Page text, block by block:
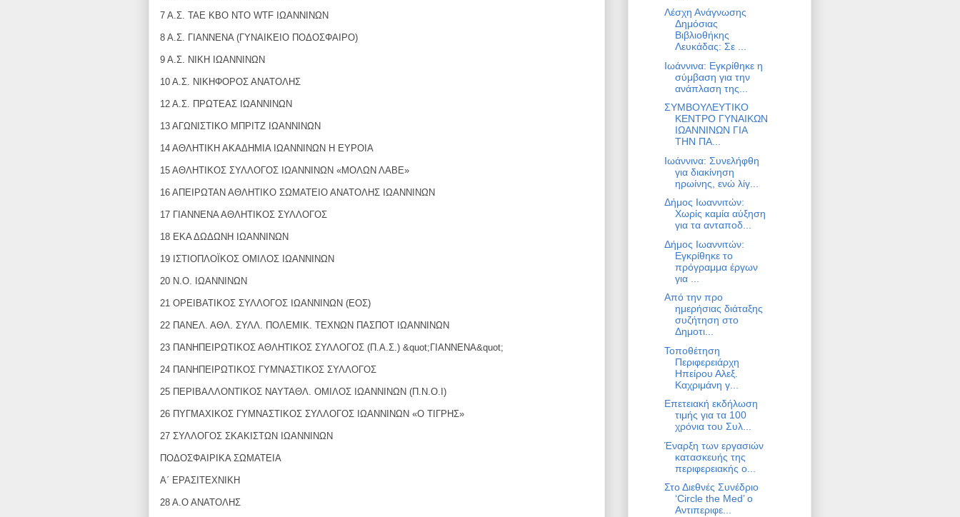
7 Α.Σ. ΤΑΕ ΚΒΟ ΝΤΟ WTF ΙΩΑΝΝΙΝΩΝ
8 Α.Σ. ΓΙΑΝΝΕΝΑ (ΓΥΝΑΙΚΕΙΟ ΠΟΔΟΣΦΑΙΡΟ)
9 Α.Σ. ΝΙΚΗ ΙΩΑΝΝΙΝΩΝ
10 Α.Σ. ΝΙΚΗΦΟΡΟΣ ΑΝΑΤΟΛΗΣ
12 Α.Σ. ΠΡΩΤΕΑΣ ΙΩΑΝΝΙΝΩΝ
13 ΑΓΩΝΙΣΤΙΚΟ ΜΠΡΙΤΖ ΙΩΑΝΝΙΝΩΝ
14 ΑΘΛΗΤΙΚΗ ΑΚΑΔΗΜΙΑ ΙΩΑΝΝΙΝΩΝ H ΕΥΡΟΙΑ
15 ΑΘΛΗΤΙΚΟΣ ΣΥΛΛΟΓΟΣ ΙΩΑΝΝΙΝΩΝ «ΜΟΛΩΝ ΛΑΒΕ»
16 ΑΠΕΙΡΩΤΑΝ ΑΘΛΗΤΙΚΟ ΣΩΜΑΤΕΙΟ ΑΝΑΤΟΛΗΣ ΙΩΑΝΝΙΝΩΝ
17 ΓΙΑΝΝΕΝΑ ΑΘΛΗΤΙΚΟΣ ΣΥΛΛΟΓΟΣ
18 ΕΚΑ ΔΩΔΩΝΗ ΙΩΑΝΝΙΝΩΝ
19 ΙΣΤΙΟΠΛΟΪΚΟΣ ΟΜΙΛΟΣ ΙΩΑΝΝΙΝΩΝ
20 Ν.Ο. ΙΩΑΝΝΙΝΩΝ
21 ΟΡΕΙΒΑΤΙΚΟΣ ΣΥΛΛΟΓΟΣ ΙΩΑΝΝΙΝΩΝ (ΕΟΣ)
22 ΠΑΝΕΛ. ΑΘΛ. ΣΥΛΛ. ΠΟΛΕΜΙΚ. ΤΕΧΝΩΝ ΠΑΣΠΟΤ ΙΩΑΝΝΙΝΩΝ
23 ΠΑΝΗΠΕΙΡΩΤΙΚΟΣ ΑΘΛΗΤΙΚΟΣ ΣΥΛΛΟΓΟΣ (Π.Α.Σ.) &quot;ΓΙΑΝΝΕΝΑ&quot;
24 ΠΑΝΗΠΕΙΡΩΤΙΚΟΣ ΓΥΜΝΑΣΤΙΚΟΣ ΣΥΛΛΟΓΟΣ
25 ΠΕΡΙΒΑΛΛΟΝΤΙΚΟΣ ΝΑΥΤΑΘΛ. ΟΜΙΛΟΣ ΙΩΑΝΝΙΝΩΝ (Π.Ν.Ο.Ι)
26 ΠΥΓΜΑΧΙΚΟΣ ΓΥΜΝΑΣΤΙΚΟΣ ΣΥΛΛΟΓΟΣ ΙΩΑΝΝΙΝΩΝ «Ο ΤΙΓΡΗΣ»
27 ΣΥΛΛΟΓΟΣ ΣΚΑΚΙΣΤΩΝ ΙΩΑΝΝΙΝΩΝ
ΠΟΔΟΣΦΑΙΡΙΚΑ ΣΩΜΑΤΕΙΑ
Α΄ ΕΡΑΣΙΤΕΧΝΙΚΗ
28 Α.Ο ΑΝΑΤΟΛΗΣ
Λέσχη Ανάγνωσης
Δημόσιας
Βιβλιοθήκης
Λευκάδας: Σε ...
Ιωάννινα: Εγκρίθηκε η
σύμβαση για την
ανάπλαση της...
ΣΥΜΒΟΥΛΕΥΤΙΚΟ
ΚΕΝΤΡΟ ΓΥΝΑΙΚΩΝ
ΙΩΑΝΝΙΝΩΝ ΓΙΑ
ΤΗΝ ΠΑ...
Ιωάννινα: Συνελήφθη
για διακίνηση
ηρωίνης, ενώ λίγ...
Δήμος Ιωαννιτών:
Χωρίς καμία αύξηση
για τα ανταποδ...
Δήμος Ιωαννιτών:
Εγκρίθηκε το
πρόγραμμα έργων
για ...
Από την προ
ημερήσιας διάταξης
συζήτηση στο
Δημοτι...
Τοποθέτηση
Περιφερειάρχη
Ηπείρου Αλεξ.
Καχριμάνη γ...
Επετειακή εκδήλωση
τιμής για τα 100
χρόνια του Συλ...
Έναρξη των εργασιών
κατασκευής της
περιφερειακής ο...
Στο Διεθνές Συνέδριο
‘Circle the Med’ ο
Αντιπεριφε...